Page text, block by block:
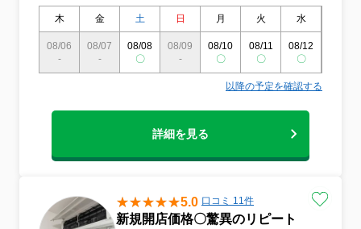
木 金 土 日 月 火 水
08/06
-
08/07
-
08/08
〇
08/09
-
08/10
〇
08/11
〇
08/12
〇
以降の予定を確認する
詳細を見る
5.0 口コミ 11件
新規開店価格〇驚異のリピート